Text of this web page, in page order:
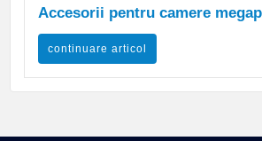
Accesorii pentru camere
continuare articol